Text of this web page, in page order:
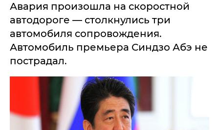
Авария произошла на скоростной
автодороге — столкнулись три
автомобиля сопровождения.
Автомобиль премьера Синдзо Абэ не
пострадал.